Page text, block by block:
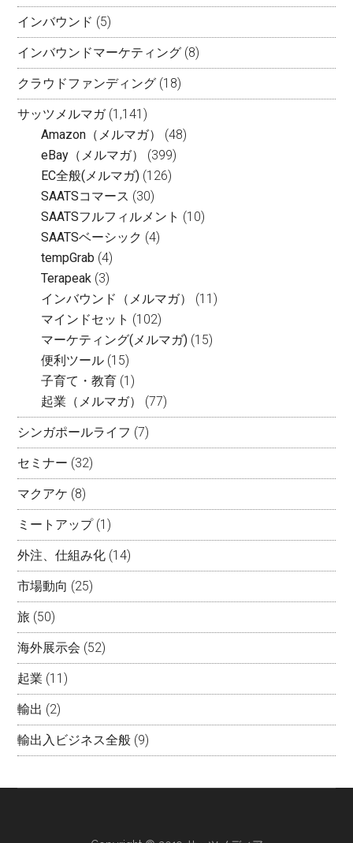
インバウンド (5)
インバウンドマーケティング (8)
クラウドファンディング (18)
サッツメルマガ(1,141)
Amazon（メルマガ）
(48)
eBay（メルマガ）
(399)
EC全般(メルマガ) (126)
SAATSコマース (30)
SAATSフルフィルメント (10)
SAATSベーシック (4)
tempGrab (4)
Terapeak (3)
インバウンド（メルマガ）
(11)
マインドセット (102)
マーケティング(メルマガ) (15)
便利ツール (15)
子育て・教育 (1)
起業（メルマガ）
(77)
シンガポールライフ (7)
セミナー (32)
マクアケ (8)
ミートアップ(1)
外注、仕組み化 (14)
市場動向 (25)
旅 (50)
海外展示会 (52)
起業 (11)
輸出 (2)
輸出入ビジネス全般 (9)